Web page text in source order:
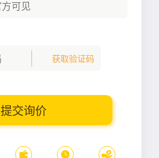
获取验证码
提交询价